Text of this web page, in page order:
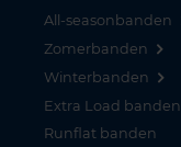
All-seasonbanden
Zomerbanden
Winterbanden
Extra Load banden
Runflat banden